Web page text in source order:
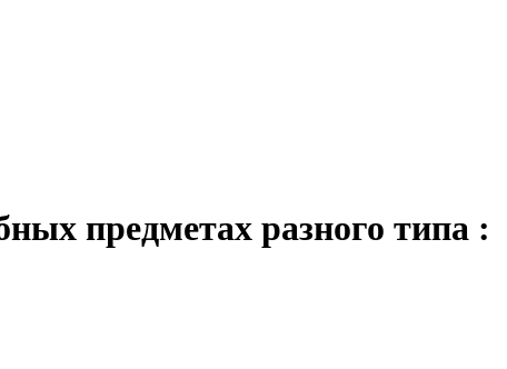
предметах разного типа :